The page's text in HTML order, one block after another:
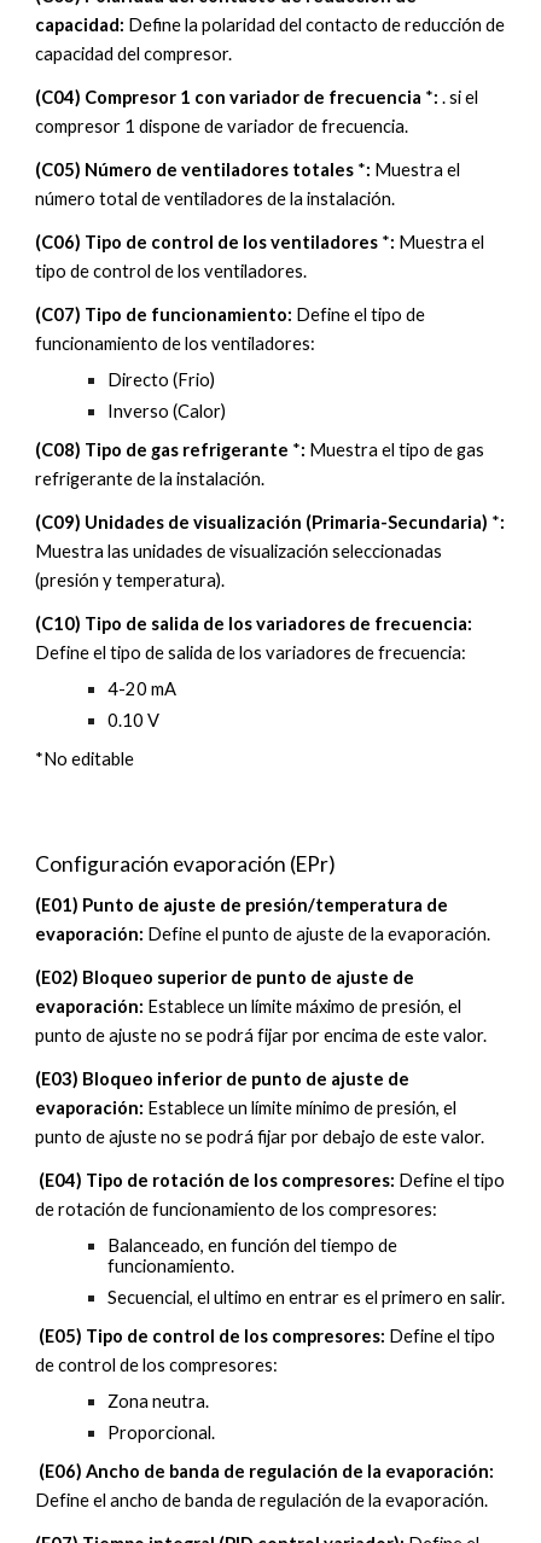
capacidad: Define la polaridad del contacto de reducción de
capacidad del compresor.
(C04) Compresor 1 con variador de frecuencia *: .si el
compresor 1dispone de variador de frecuencia.
(C05) Número de ventiladores totales *: Muestra el
número total de ventiladores de la instalación.
(C06) Tipo de control de los ventiladores *: Muestra el
tipo de control de los ventiladores.
(C07) Tipo de funcionamiento: Define el tipo de
funcionamiento de los ventiladores:
Directo (Frio)
Inverso (Calor)
(C08) Tipo de gas refrigerante *: Muestra el tipo de gas
refrigerante de la instalación.
(C09) Unidades de visualización (Primaria-Secundaria) *:
Muestra las unidades de visualización seleccionadas
(presión y temperatura).
(C10) Tipo de salida de los variadores de frecuencia:
Define el tipo de salida de los variadores de frecuencia:
4-20 mA
0.10 V
*No editable
Configuración evaporación (EPr)
(E01) Punto de ajuste de presión/temperatura de
evaporación: Define el punto de ajuste de la evaporación.
(E02) Bloqueo superior de punto de ajuste de
evaporación: Establece un límite máximo de presión, el
punto de ajuste no se podrá fijar por encima de este valor.
(E03) Bloqueo inferior de punto de ajuste de
evaporación: Establece un límitemínimo de presión, el
punto de ajuste no se podrá fijar pordebajo de este valor.
(E04) Tipo de rotación de los compresores: Define el tipo
de rotación de funcionamiento de los compresores:
Balanceado, en función del tiempo de
funcionamiento.
Secuencial, el ultimo en entrar es el primero en salir.
(E05) Tipo de control de los compresores: Define el tipo
de control de los compresores:
Zona neutra.
Proporcional.
(E06)Ancho de banda de regulación de la evaporación:
Define el ancho de banda de regulación de la evaporación.